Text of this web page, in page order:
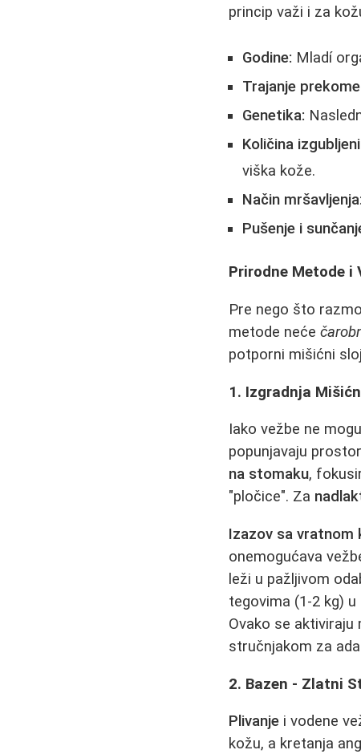
princip važi i za
Godine: Mladí
Trajanje
Genetika:
Količina
viška kože.
Način mršavljenja:
Pušenje i
Prirodne Metode i
Pre nego što
metode neće
potporni mišićni
1. Izgradnja
Iako vežbe ne
popunjavaju
na stomaku,
"pločice". Za
Izazov sa vratnom
onemogućava
leži u pažljivom
tegovima (1-2 kg)
Ovako se
stručnjakom za
2. Bazen - Zlatni
Plivanje i vodene
kožu, a kretanja